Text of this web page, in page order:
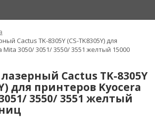
Cactus TK-8305Y (CS-TK8305Y) для
3050/ 3051/ 3550/ 3551 желтый 15000
Cactus TK-8305Y
для принтеров Kyocera
3550/ 3551 желтый